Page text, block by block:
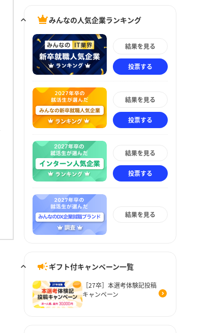
みんなの人気企業ランキング
結果を見る
投票する
結果を見る
投票する
結果を見る
投票する
結果を見る
ギフト付キャンペーン一覧
［27卒］本選考体験記投稿
キャンペーン